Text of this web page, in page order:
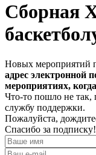
Сборная
Новых мероприятий
адрес
мероприятиях,
Что-то пошло не так,
службу поддержки.
Пожалуйста,
Спасибо за подписку!